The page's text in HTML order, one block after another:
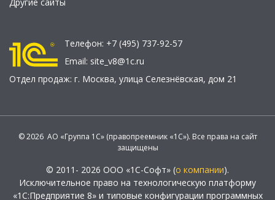
Телефон: +7 (495) 737-92-57
Email: site_v8@1c.ru
Отдел продаж: г. Москва, улица Селезнёвская, дом 21
© 2026 АО «Группа 1С» (правопреемник «1С»). Все права на сайт
защищены
© 2011- 2026 ООО «1С-Софт» (о компании).
Исключительное право на технологическую платформу
«1С:Предприятие 8» и типовые конфигурации программных